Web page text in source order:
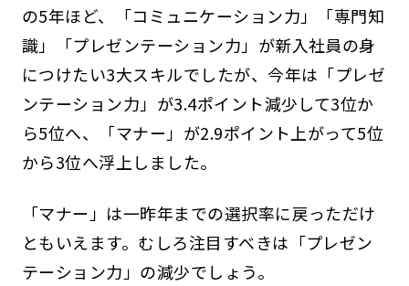
の5年ほど、「コミュニケーション力」「専門知
識」「プレゼンテーション力」が新入社員の身
につけたい3大スキルでしたが、今年は「プレゼ
ンテーション力」が3.4ポイント減少して3位か
ら5位へ、「マナー」が2.9ポイント上がって5位
から3位へ浮上しました。
「マナー」は一昨年までの選択率に戻っただけ
ともいえます。むしろ注目すべきは「プレゼン
テーション力」の減少でしょう。